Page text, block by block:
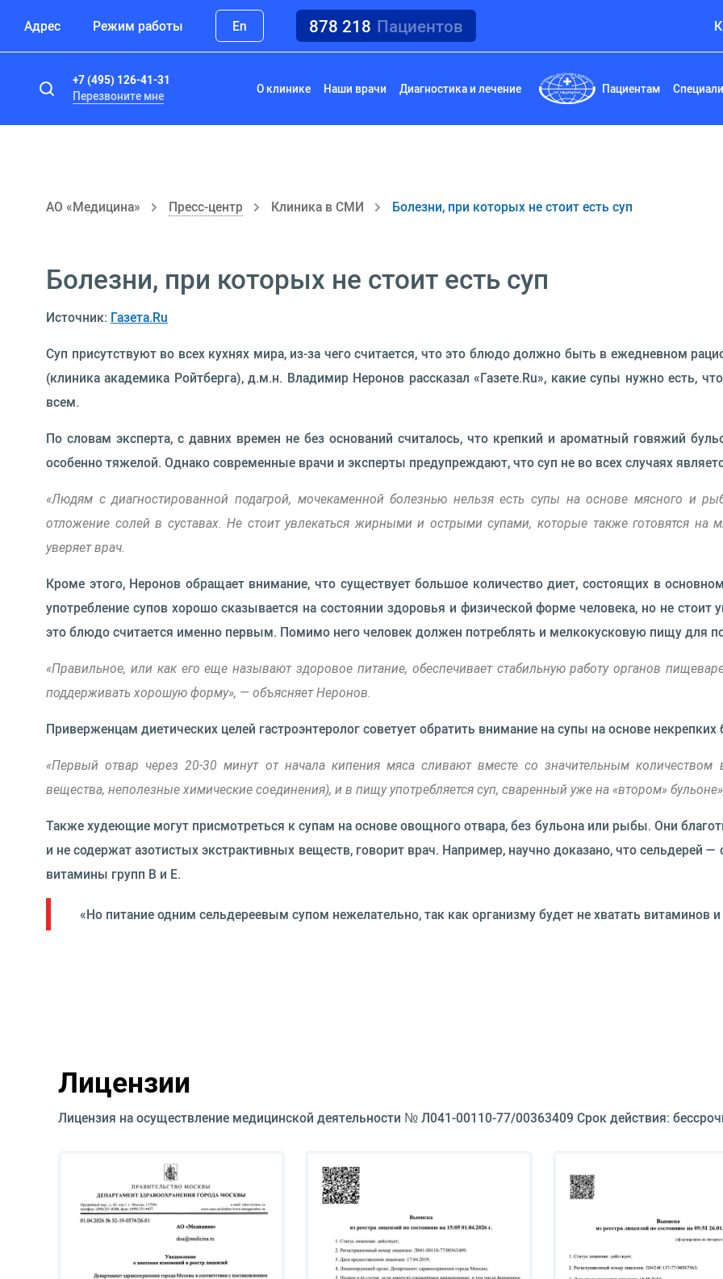
Адрес Режим работы En 878 218 Пациентов
+7 (495) 126-41-31
Перезвоните мне
О клинике Наши врачи Диагностика и лечение Пациентам
АО «Медицина» Пресс-центр Клиника в СМИ Болезни, при которых не стоит есть суп
Болезни, при которых не стоит есть суп
Источник: Газета.Ru
Суп присутствуют во всех кухнях мира, из-за чего считается, что это блюдо должно быть в ежедневном
(клиника академика Ройтберга), д.м.н. Владимир Неронов рассказал «Газете.Ru», какие супы нужно есть,
всем.
По словам эксперта, с давних времен не без оснований считалось, что крепкий и ароматный говяжий
особенно тяжелой. Однако современные врачи и эксперты предупреждают, что суп не во всех случаях
«Людям с диагностированной подагрой, мочекаменной болезнью нельзя есть супы на основе мясного и
отложение солей в суставах. Не стоит увлекаться жирными и острыми супами, которые также готовятся
уверяет врач.
Кроме этого, Неронов обращает внимание, что существует большое количество диет, состоящих в
употребление супов хорошо сказывается на состоянии здоровья и физической форме человека, но не
это блюдо считается именно первым. Помимо него человек должен потреблять и мелкокусковую пищу для
«Правильное, или как его еще называют здоровое питание, обеспечивает стабильную работу органов
поддерживать хорошую форму», — объясняет Неронов.
Приверженцам диетических целей гастроэнтеролог советует обратить внимание на супы на основе некрепких
«Первый отвар через 20-30 минут от начала кипения мяса сливают вместе со значительным
вещества, неполезные химические соединения), и в пищу употребляется суп, сваренный уже на «втором»
Также худеющие могут присмотреться к супам на основе овощного отвара, без бульона или рыбы. Они
и не содержат азотистых экстрактивных веществ, говорит врач. Например, научно доказано, что
витамины групп B и E.
«Но питание одним сельдереевым супом нежелательно, так как организму будет не хватать витаминов
Лицензии
Лицензия на осуществление медицинской деятельности № Л041-00110-77/00363409 Срок действия: